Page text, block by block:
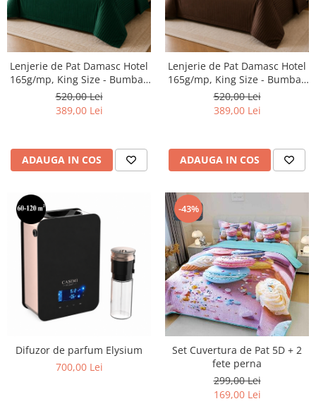
Lenjerie de Pat Damasc Hotel
165g/mp, King Size - Bumbac
Premium CASIMI
520,00 Lei
389,00 Lei
ADAUGA IN COS
Lenjerie de Pat Damasc Hotel
165g/mp, King Size - Bumbac
Premium CASIMI
520,00 Lei
389,00 Lei
ADAUGA IN COS
Difuzor de parfum Elysium
700,00 Lei
-43%
Set Cuvertura de Pat 5D + 2
fete perna
299,00 Lei
169,00 Lei